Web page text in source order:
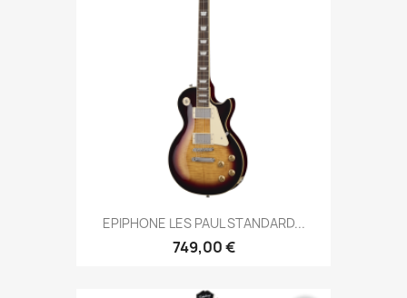
EPIPHONE LES PAUL STANDARD...
749,00 €